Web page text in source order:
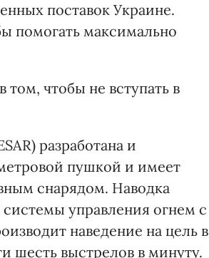
поставок Украине.
помогать максимально
том, чтобы не вступать в
разработана и
пушкой и имеет
снарядом. Наводка
управления огнем с
наведение на цель в
шесть выстрелов в минуту.